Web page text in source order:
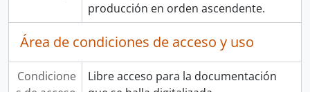
producción en orden ascendente.
Área de condiciones de acceso y uso
Condicione
Libre acceso para la documentación